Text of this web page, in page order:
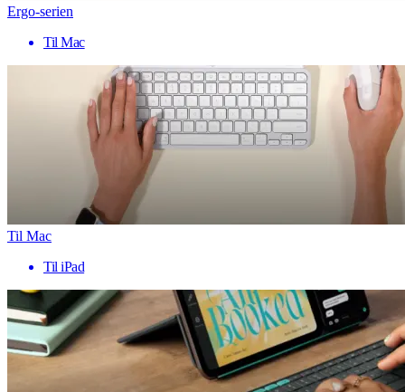
Ergo-serien
Til Mac
Til Mac
Til iPad